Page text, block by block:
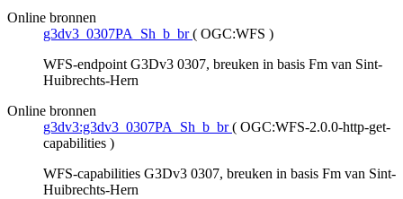
Online bronnen
g3dv3_0307PA_Sh_b_br ( OGC:WFS )
WFS-endpoint G3Dv3 0307, breuken in basis Fm van Sint-
Huibrechts-Hern
Online bronnen
g3dv3:g3dv3_0307PA_Sh_b_br ( OGC:WFS-2.0.0-http-get-
capabilities )
WFS-capabilities G3Dv3 0307, breuken in basis Fm van Sint-
Huibrechts-Hern